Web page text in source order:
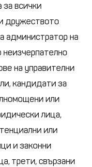
за всички
дружеството
администратор на
на управителни
кандидати за
или
лица,
или
и законни
трети, свързани